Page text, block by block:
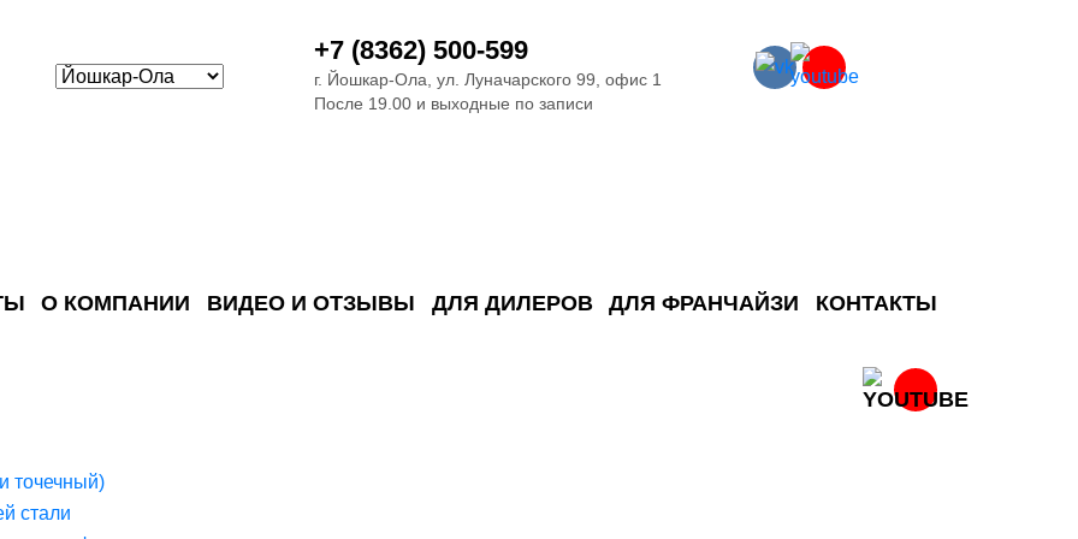
+7 (8362) 500-599
г. Йошкар-Ола, ул. Луначарского 99, офис 1
После 19.00 и выходные по записи
О КОМПАНИИ ВИДЕО И ОТЗЫВЫ ДЛЯ ДИЛЕРОВ ДЛЯ ФРАНЧАЙЗИ КОНТАКТЫ
точечный)
стали